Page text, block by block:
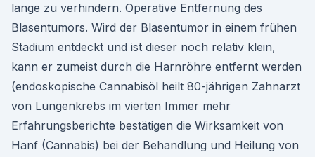
lange zu verhindern. Operative Entfernung des
Blasentumors. Wird der Blasentumor in einem frühen
Stadium entdeckt und ist dieser noch relativ klein,
kann er zumeist durch die Harnröhre entfernt werden
(endoskopische Cannabisöl heilt 80-jährigen Zahnarzt
von Lungenkrebs im vierten Immer mehr
Erfahrungsberichte bestätigen die Wirksamkeit von
Hanf (Cannabis) bei der Behandlung und Heilung von